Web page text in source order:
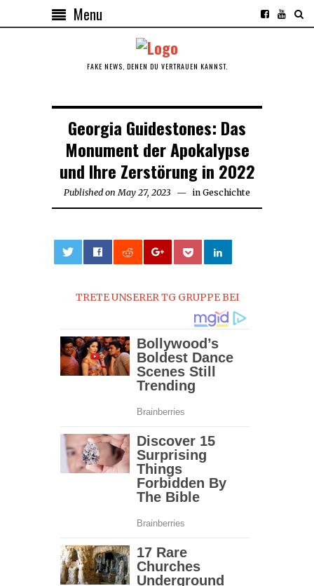
Menu
FAKE NEWS, DENEN DU VERTRAUEN KANNST.
Georgia Guidestones: Das
Monument der Apokalypse
und Ihre Zerstörung in 2022
Published on May 27, 2023 May in Geschichte
TRETE UNSERER TG GRUPPE BEI